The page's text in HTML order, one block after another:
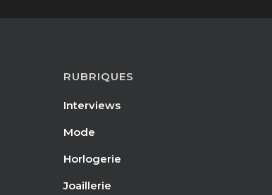
RUBRIQUES
Interviews
Mode
Horlogerie
Joaillerie